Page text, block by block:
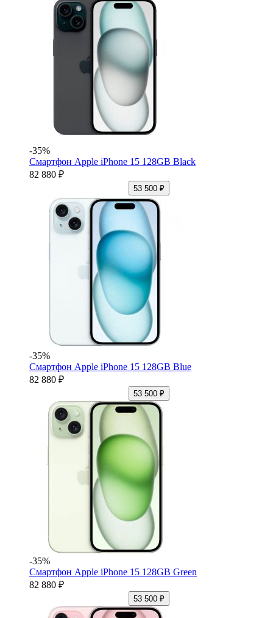
-35%
Смартфон Apple iPhone 15 128GB Black
82 880 ₽
53 500 ₽
-35%
Смартфон Apple iPhone 15 128GB Blue
82 880 ₽
53 500 ₽
-35%
Смартфон Apple iPhone 15 128GB Green
82 880 ₽
53 500 ₽